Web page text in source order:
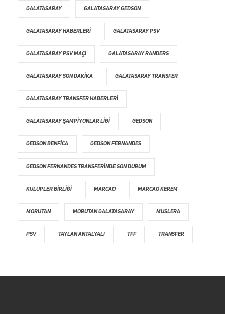
GALATASARAY GALATASARAY GEDSON
GALATASARAY HABERLERI GALATASARAY PSV
GALATASARAY PSV MAÇI GALATASARAY RANDERS
GALATASARAY SON DAKIKA GALATASARAY TRANSFER
GALATASARAY TRANSFER HABERLERI
GALATASARAY ŞAMPIYONLAR LIGI GEDSON
GEDSON BENFICA GEDSON FERNANDES
GEDSON FERNANDES TRANSFERINDE SON DURUM
KULÜPLER BIRLIĞI MARCAO MARCAO KEREM
MORUTAN MORUTAN GALATASARAY MUSLERA
PSV TAYLAN ANTALYALI TFF TRANSFER